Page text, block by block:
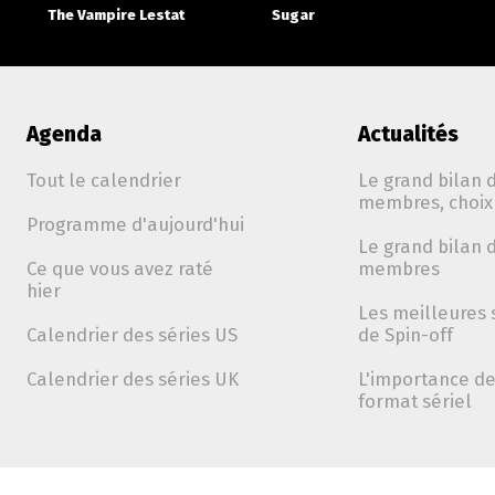
The Vampire Lestat Sugar
Agenda
Tout le calendrier
Programme d'aujourd'hui
Ce que vous avez raté
hier
Calendrier des séries US
Calendrier des séries UK
Actualités
Le grand bilan
membres,
Le grand bilan
membres
Les meilleures
de Spin-off
L'importance
format sériel